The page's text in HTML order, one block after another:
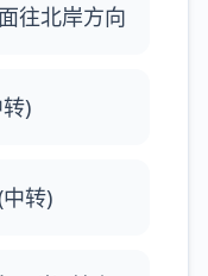
往北岸方向
)
转)